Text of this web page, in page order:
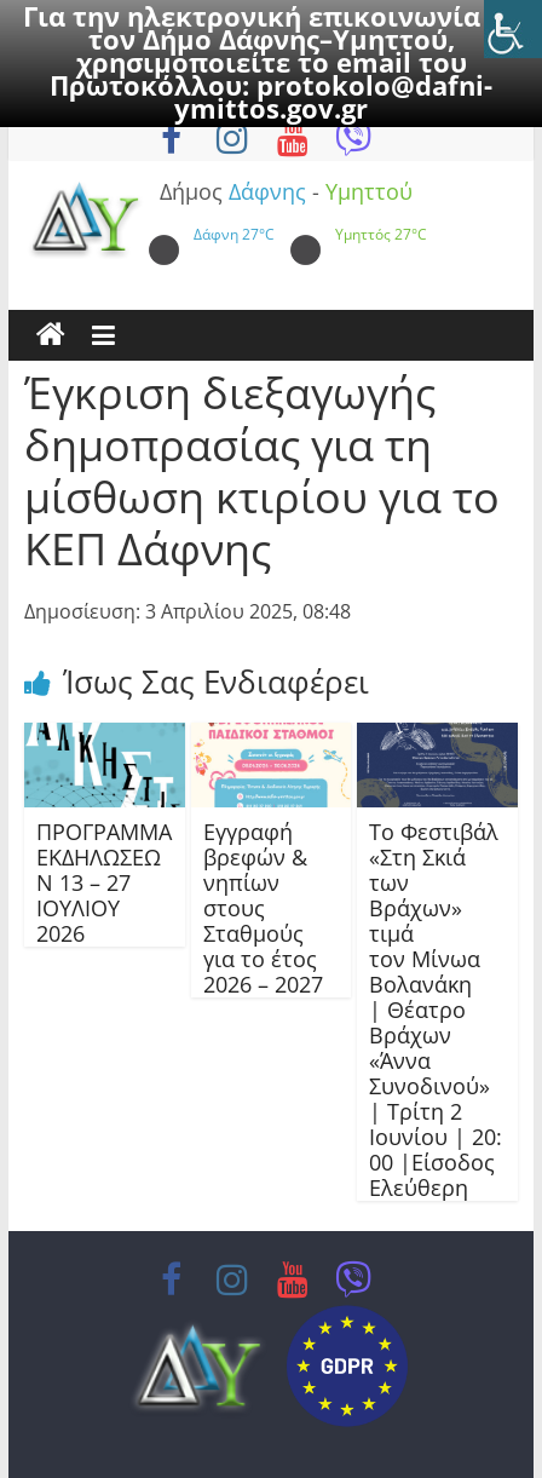
Για την ηλεκτρονική επικοινωνία με
τον Δήμο Δάφνης–Υμηττού,
χρησιμοποιείτε το email του
Πρωτοκόλλου:protokolo@dafni-
ymittos.gov.gr
to
Δευτέρα, 10 Αυγούστου 2026
Δήμος Δάφνης - Υμηττού
Δάφνη27°C Υμηττός27°C
Έγκριση διεξαγωγής
δημοπρασίας για τη
μίσθωση κτιρίου για το
ΚΕΠ Δάφνης
Δημοσίευση: 3 Απριλίου 2025, 08:48
Ίσως Σας Ενδιαφέρει
ΠΡΟΓΡΑΜΜΑ
ΕΚΔΗΛΩΣΕΩ
Ν 13 – 27
ΙΟΥΛΙΟΥ
2026
Εγγραφή
βρεφών &
νηπίων
στους
Σταθμούς
για το έτος
2026 – 2027
Το Φεστιβάλ
«Στη Σκιά
των
Βράχων»
τιμά
τον Μίνωα
Βολανάκη
| Θέατρο
Βράχων
«Άννα
Συνοδινού»
| Τρίτη 2
Ιουνίου | 20:
00 |Είσοδος
Ελεύθερη